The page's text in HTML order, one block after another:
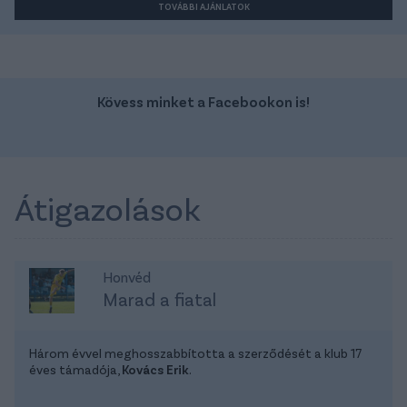
TOVÁBBI AJÁNLATOK
Kövess minket a Facebookon is!
Átigazolások
Honvéd
Marad a fiatal
Három évvel meghosszabbította a szerződését a klub 17
éves támadója, Kovács Erik.